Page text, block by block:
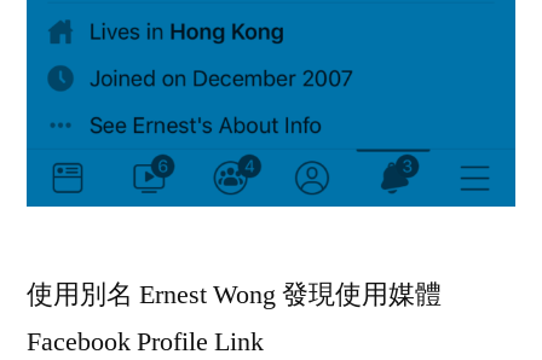
使用別名 Ernest Wong 發現使用媒體
Facebook Profile Link